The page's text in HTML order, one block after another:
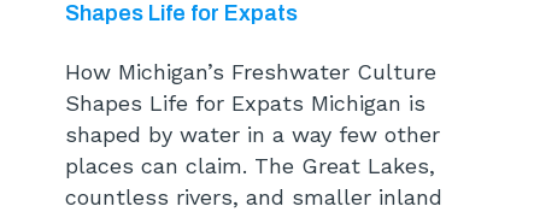
Shapes Life for Expats
How Michigan’s Freshwater Culture
Shapes Life for Expats Michigan is
shaped by water in a way few other
places can claim. The Great Lakes,
countless rivers, and smaller inland